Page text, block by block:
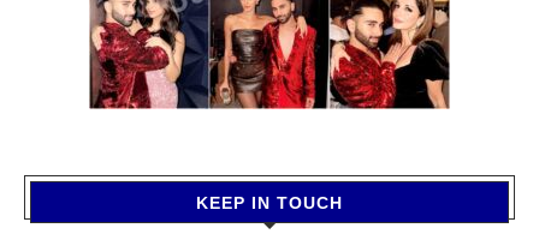
KEEP IN TOUCH